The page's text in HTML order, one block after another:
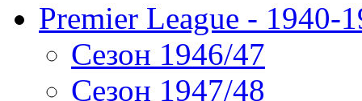
Premier League - 1940-
Сезон 1946/47
Сезон 1947/48